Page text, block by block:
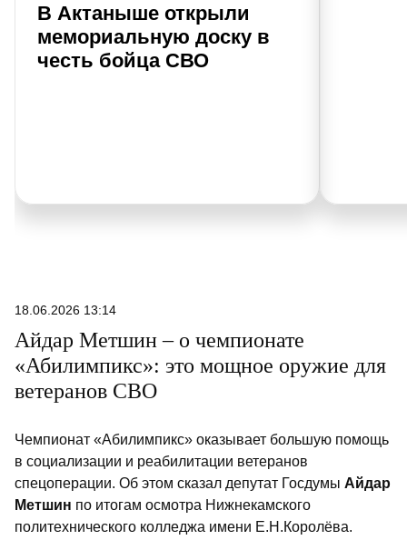
В Актаныше открыли
мемориальную доску в
честь бойца СВО
18.06.2026 13:14
Айдар Метшин – о чемпионате
«Абилимпикс»: это мощное оружие для
ветеранов СВО
Чемпионат «Абилимпикс» оказывает большую помощь
в социализации и реабилитации ветеранов
спецоперации. Об этом сказал депутат Госдумы Айдар
Метшин по итогам осмотра Нижнекамского
политехнического колледжа имени Е.Н.Королёва.